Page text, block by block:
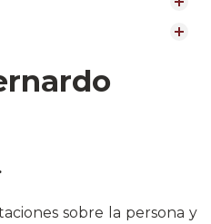
sobre la persona y